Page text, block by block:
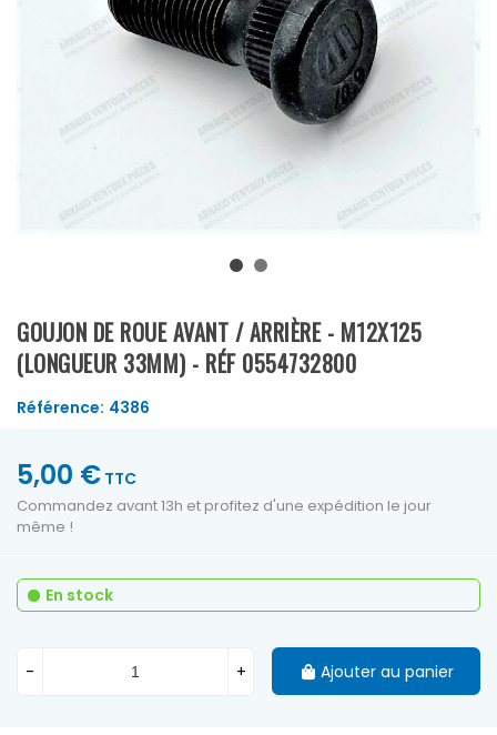
GOUJON DE ROUE AVANT / ARRIÈRE - M12X125
(LONGUEUR 33MM) - RÉF 0554732800
Référence: 4386
5,00 € TTC
Commandez avant 13h et profitez d'une expédition le jour
même !
En stock
- + Ajouter au panier